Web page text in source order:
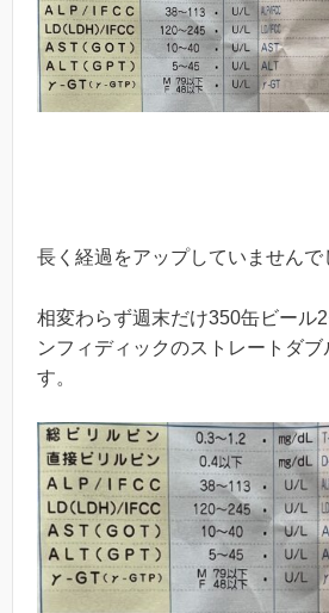
長く経過をアップしていませんで
相変わらず週末だけ350缶ビール
ンフィディックのストレートダブ
す。